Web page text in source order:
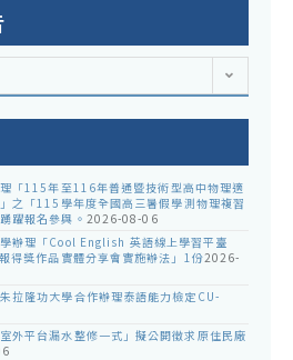
「115年至116年普通暨技術型高中物理適
之「115學年度全國高三暑假學測物理複習
躍報名參與。 2026-08-06
辦理「Cool English 英語線上學習平臺
得獎作品實體分享會實施辦法」1份2026-
拉隆功大學合作辦理泰語能力檢定CU-
外平台漏水整修一式」擬公開徵求原住民廠